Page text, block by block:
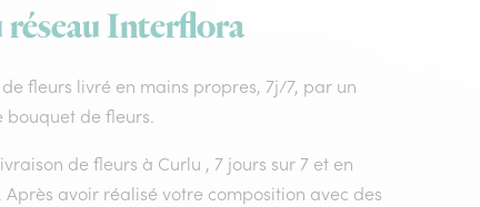
Interflora
fleurs livré en mains propres, 7j/7, par un
bouquet de fleurs.
de fleurs à Curlu , 7 jours sur 7 et en
avoir réalisé votre composition avec des